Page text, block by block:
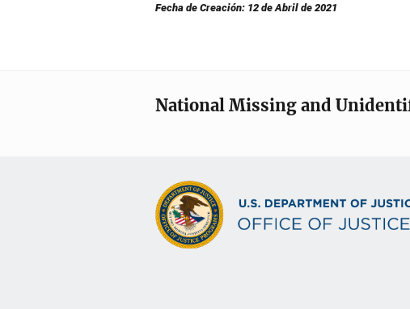
Fecha de Creación: 12 de Abril de 2021
National Missing and